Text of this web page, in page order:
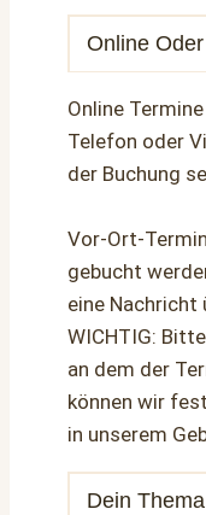
Online
Online
Telefon oder
der Buchung
Vor-Ort-
gebucht
eine Nachricht
WICHTIG:
an dem der
können wir
in unserem
Dein Thema